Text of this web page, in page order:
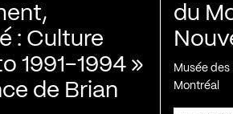
: Culture
1991-1994 »
de Brian
du
Musée
Montréal